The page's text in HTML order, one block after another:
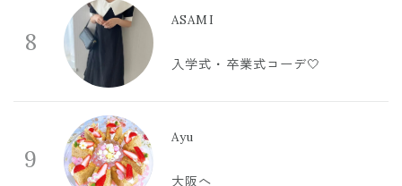
8
ASAMI
入学式・卒業式コーデ🤍
9
Ayu
大阪へ